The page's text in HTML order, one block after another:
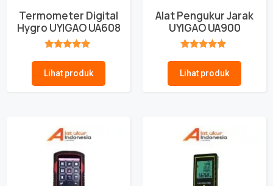
Termometer Digital
Hygro UYIGAO UA608
Lihat produk
Alat Pengukur Jarak
UYIGAO UA900
Lihat produk